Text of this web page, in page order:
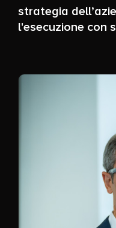
strategia
l'esecuzione con